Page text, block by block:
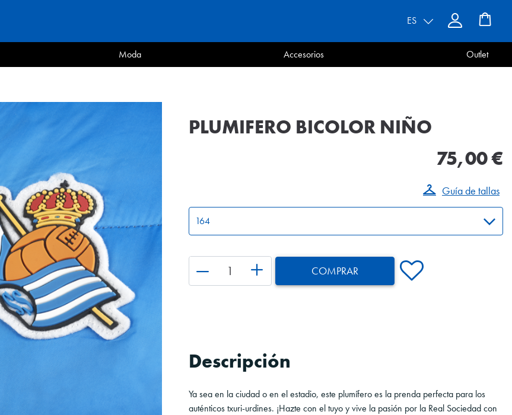
ES
Moda Accesorios Outlet
PLUMIFERO BICOLOR NIÑO
75,00 €
Guía de tallas
COMPRAR
Descripción
Ya sea en la ciudad o en el estadio, este plumífero es la prenda perfecta para los
auténticos txuri-urdines. ¡Hazte con el tuyo y vive la pasión por la Real Sociedad con